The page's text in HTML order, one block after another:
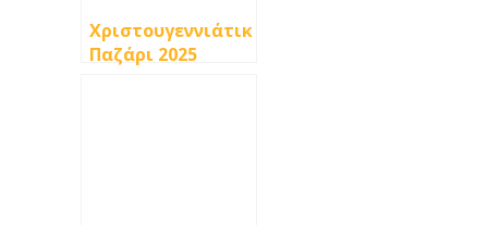
Χριστουγεννιάτικο
Παζάρι 2025